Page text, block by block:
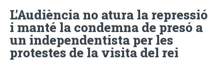
L’Audiència no atura la repressió
i manté la condemna de presó a
un independentista per les
protestes de la visita del rei